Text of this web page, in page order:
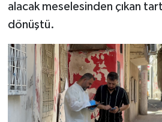
alacak meselesinden çıkan
dönüştü.